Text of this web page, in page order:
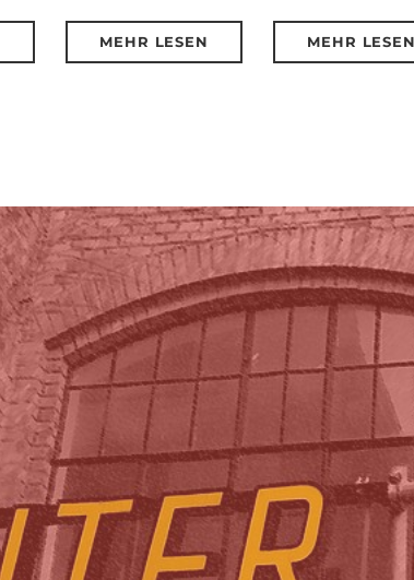
MEHR LESEN MEHR LESEN